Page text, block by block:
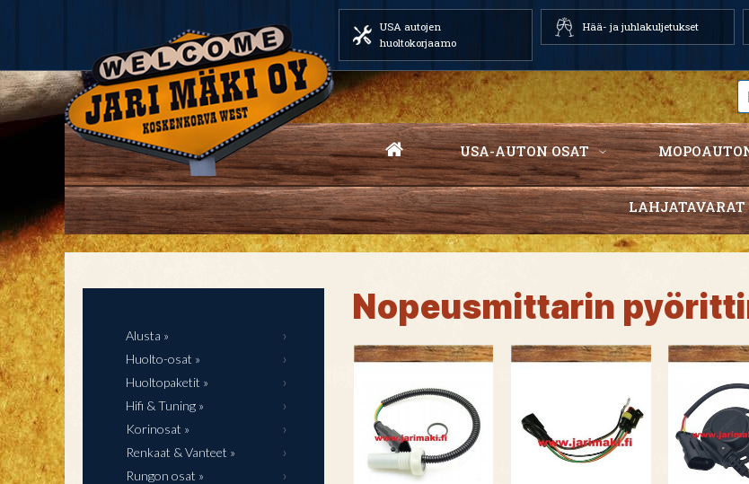
USA autojen
huoltokorjaamo
Hää- ja juhlakuljetukset
USA-AUTON OSAT
LAHJATAVARAT
Alusta »
Huolto-osat »
Huoltopaketit »
Hifi & Tuning »
Korinosat »
Renkaat & Vanteet »
Rungon osat »
Nopeusmittarin